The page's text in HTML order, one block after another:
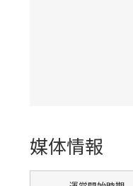
媒体情報